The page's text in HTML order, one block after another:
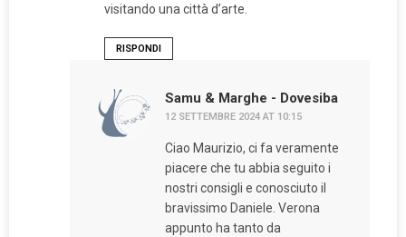
visitando una città d’arte.
RISPONDI
Samu & Marghe - Dovesiba
12 SETTEMBRE 2024 AT 10:15
Ciao Maurizio, ci fa veramente
piacere che tu abbia seguito i
nostri consigli e conosciuto il
bravissimo Daniele. Verona
appunto ha tanto da